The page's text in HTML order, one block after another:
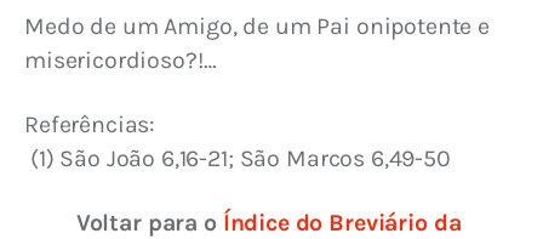
Medo de um Amigo, de um Pai onipotente e
misericordioso?!…
Referências:
(1) São João 6,16-21; São Marcos 6,49-50
Voltar para o Índice do Breviário da